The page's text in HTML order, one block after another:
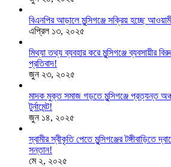
বিএনপির আড়ালে মুন্সিগঞ্জে সক্রিয় হচ্ছে
এপ্রিল ১৩, ২০২৫
মিথ্যা তথ্য ব্যবহার করে মুন্সিগঞ্জে ব্যবসায়ীর
প্রতিবাদ!
জুন ২৩, ২০২৫
মাদক মুক্ত সমাজ গড়তে মুন্সিগঞ্জে প্রত্যন্ত
টুর্নামেন্ট!
জুন ১৪, ২০২৫
স্বামীর স্বীকৃতি পেতে মুন্সিগঞ্জের টঙ্গীবাড়িতে
সন্তান!
মে ২, ২০২৫